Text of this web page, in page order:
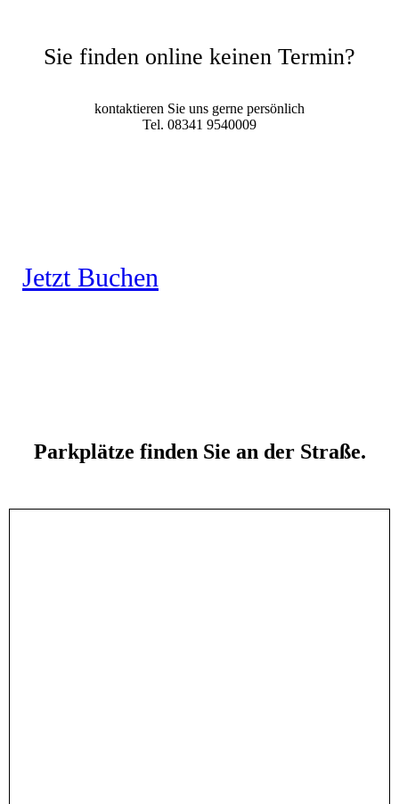
Sie finden online keinen Termin?
kontaktieren Sie uns gerne persönlich
Tel. 08341 9540009
Jetzt Buchen
Parkplätze finden Sie an der Straße.